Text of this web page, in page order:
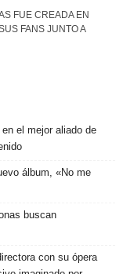
FUE CREADA EN
FANS JUNTO A
el mejor aliado de
álbum, «No me
buscan
con su ópera